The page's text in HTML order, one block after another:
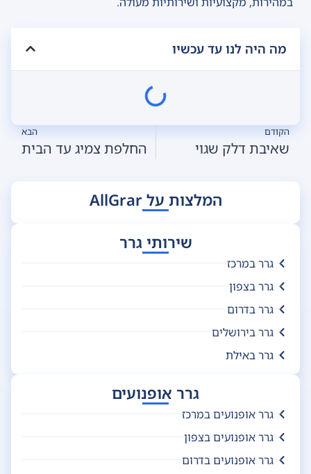
מה היה לנו עד עכשיו
הקודם
שאיבת דלק שגוי
הבא
החלפת צמיג עד הבית
המלצות על AllGrar
שירותי גרר
גרר במרכז
גרר בצפון
גרר בדרום
גרר בירושלים
גרר באילת
גרר אופנועים
גרר אופנועים במרכז
גרר אופנועים בצפון
גרר אופנועים בדרום